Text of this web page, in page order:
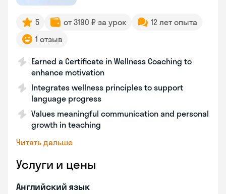
5 от 3190 ₽ за урок
12 лет опыта
1 отзыв
Earned a Certificate in Wellness Coaching to
enhance motivation
Integrates wellness principles to support
language progress
Values meaningful communication and personal
growth in teaching
Читать дальше
Услуги и цены
Английский язык